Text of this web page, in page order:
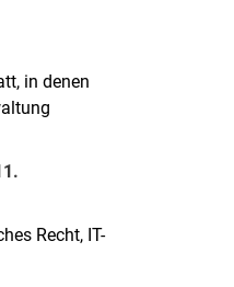
in denen
Recht, IT-